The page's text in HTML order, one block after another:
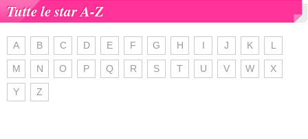
Tutte le star A-Z
A B C D E F G H I J K L
M N O P Q R S T U V W X
Y Z